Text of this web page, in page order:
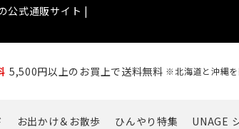
公式通販サイト |
5,500円以上のお買上で送料無料 ※北海道と沖縄を
お出かけ＆お散歩 ひんやり特集 UNAGE